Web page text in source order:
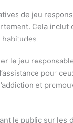
de jeu
Cela inclut
habitudes.
le jeu
pour
et
le public sur les